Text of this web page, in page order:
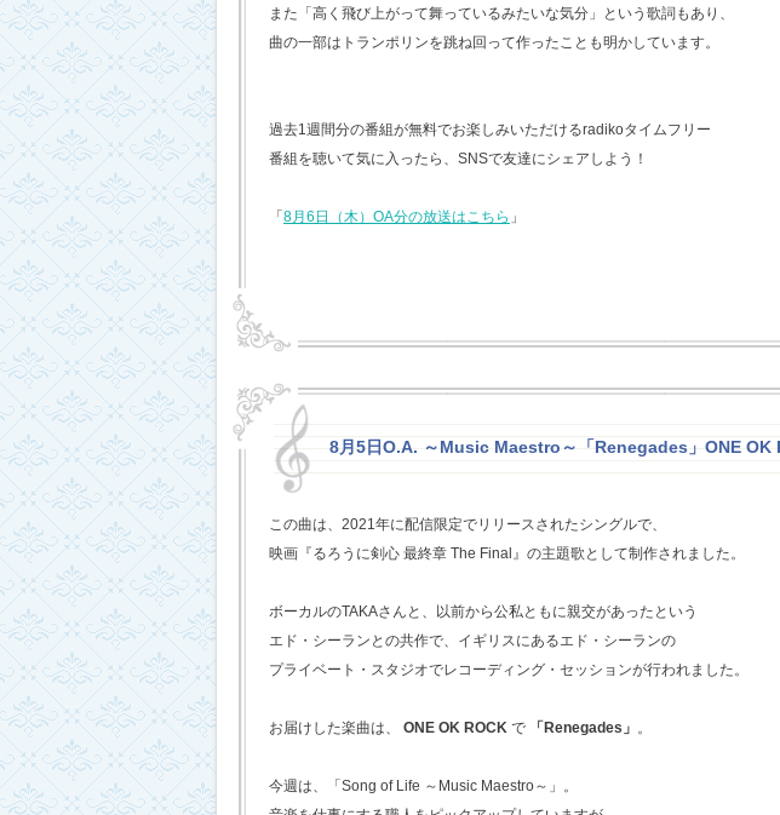
また「高く飛び上がって舞っているみたいな気分」という歌詞もあり、
曲の一部はトランポリンを跳ね回って作ったことも明かしています。
過去1週間分の番組が無料でお楽しみいただけるradikoタイムフリー
番組を聴いて気に入ったら、SNSで友達にシェアしよう！
「 8月6日（木）OA分の放送はこちら 」
8月5日O.A. ～Music Maestro～「Renegades」ONE OK
この曲は、2021年に配信限定でリリースされたシングルで、
映画『るろうに剣心 最終章 The Final』の主題歌として制作されました。
ボーカルのTAKAさんと、以前から公私ともに親交があったという
エド・シーランとの共作で、イギリスにあるエド・シーランの
プライベート・スタジオでレコーディング・セッションが行われました。
お届けした楽曲は、 ONE OK ROCK で 「Renegades」 。
今週は、「Song of Life ～Music Maestro～」。